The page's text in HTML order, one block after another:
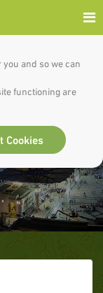
and so we can
functioning are
Cookies